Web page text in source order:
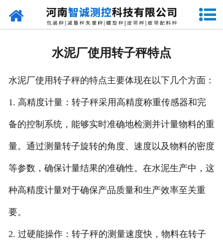
网站首页
设备原理
企业视频
联系我们
水泥厂使用转子秤特点
水泥厂使用转子秤的特点主要体现在以下几个方面：
1. 高精度计量：转子秤采用高精度称重传感器和完
备的控制系统，能够实时准确地检测并计量物料的重
量。通过测量转子旋转的角度、速度以及物料的密度
等参数，确保计量结果的准确性。在水泥生产中，这
种高精度计量对于确保产品质量和生产效率至关重
要。
2. 过硬能操作：转子秤的测量速度快，物料在转子